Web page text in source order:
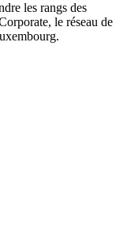
les rangs des
le réseau de